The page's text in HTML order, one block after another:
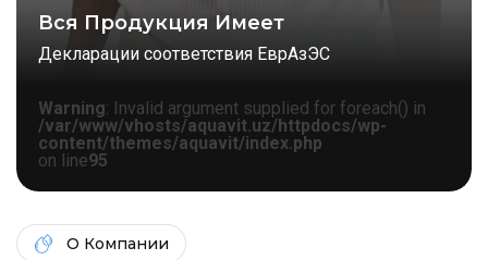
Вся Продукция Имеет
Декларации соответствия ЕврАзЭС
Warning: Invalid argument supplied for foreach() in
/var/www/vhosts/aquavit.uz/httpdocs/wp-
content/themes/aquavit/index.php
on line95
О Компании